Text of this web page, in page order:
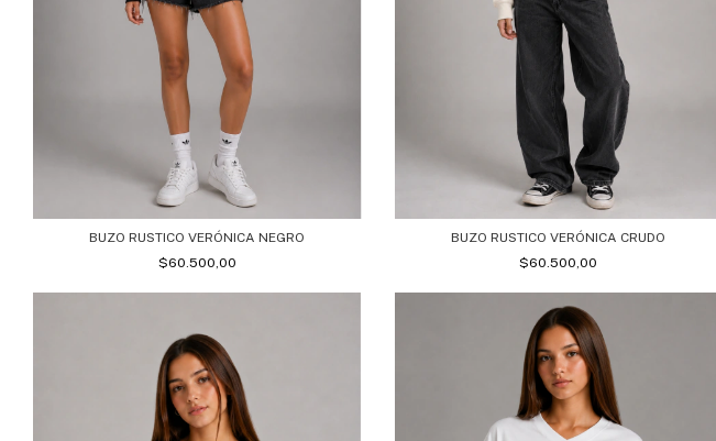
BUZO RUSTICO VERÓNICA NEGRO
$60.500,00
BUZO RUSTICO VERÓNICA CRUDO
$60.500,00